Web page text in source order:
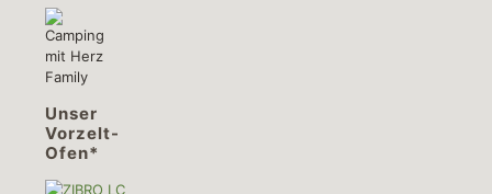
Unser
Vorzelt-
Ofen*